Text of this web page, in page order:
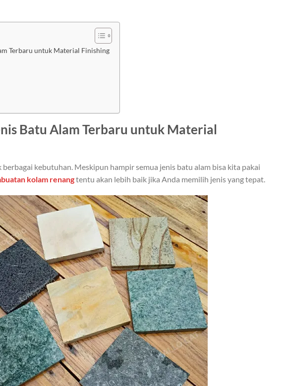
Terbaru untuk Material Finishing
Batu Alam Terbaru untuk Material
kebutuhan. Meskipun hampir semua jenis batu alam bisa kita pakai
kolam renangtentu akan lebih baik jika Anda memilih jenis yang tepat.